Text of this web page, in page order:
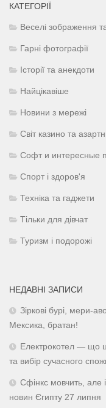
КАТЕГОРІЇ
Веселі зображення
Гарні фотографії
Історії та анекдоти
Найцікавіше
Новини з мережі
Світ казино та
Софт и интересные
Спорт і здоров'я
Техніка та гаджети
Тільки для дівчат
Туризм і подорожі
НЕДАВНІ ЗАПИСИ
Зіркові бурі, мери-
Мексика, братан!
Електрокотел — що
та вибір сучасного
Сфінкс мовчить, але
новин Єгипту 27 липня